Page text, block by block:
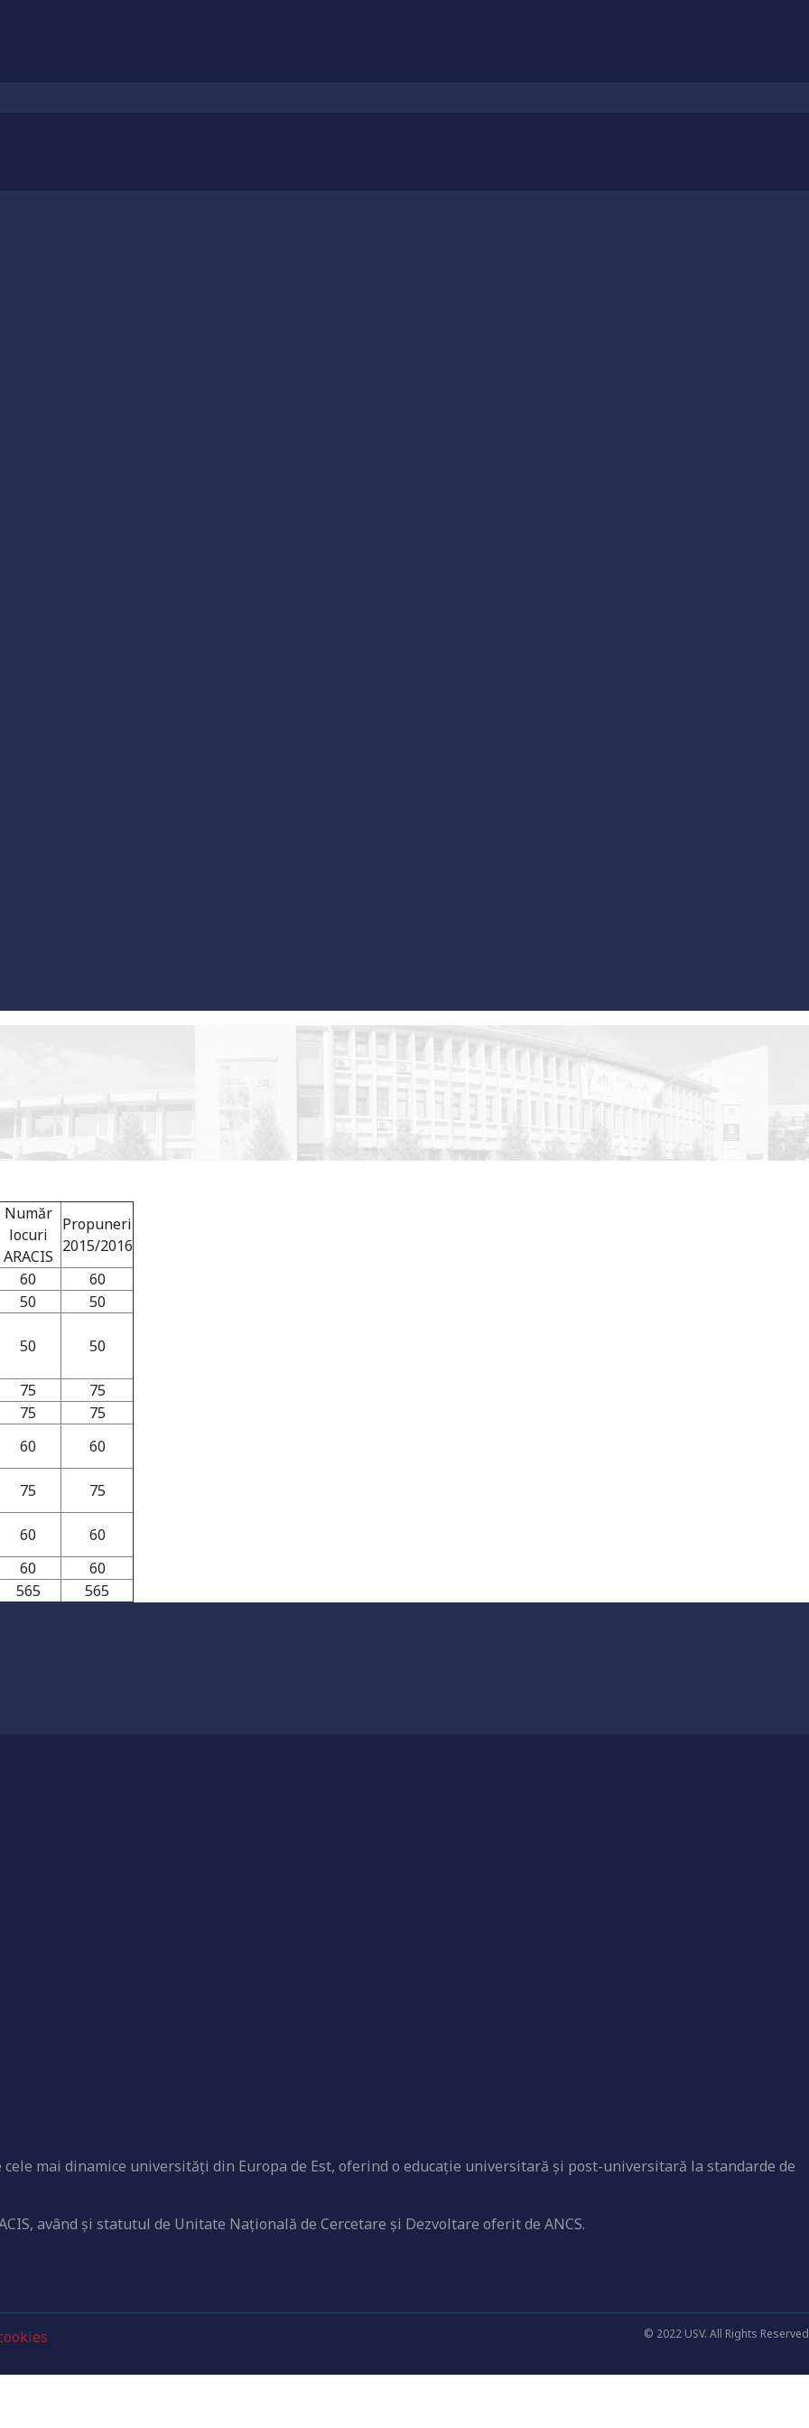
Număr
locuri
ARACIS
Propuneri
2015/2016
60
60
50 50
50 50
75 75
75
75
60 60
75 75
60
60
60
60
565 565
mai dinamice universităţi din Europa de Est, oferind o educaţie universitară şi post-universitară la standarde de
având şi statutul de Unitate Naţională de Cercetare şi Dezvoltare oferit de ANCS.
© 2022 USV. All Rights Reserved